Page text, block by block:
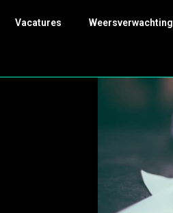
Vacatures Weersverwachting